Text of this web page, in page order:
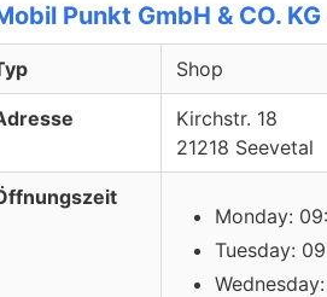
Punkt GmbH & CO.
Shop
Kirchstr. 18
21218 Seevetal
Monday:
Tuesday: